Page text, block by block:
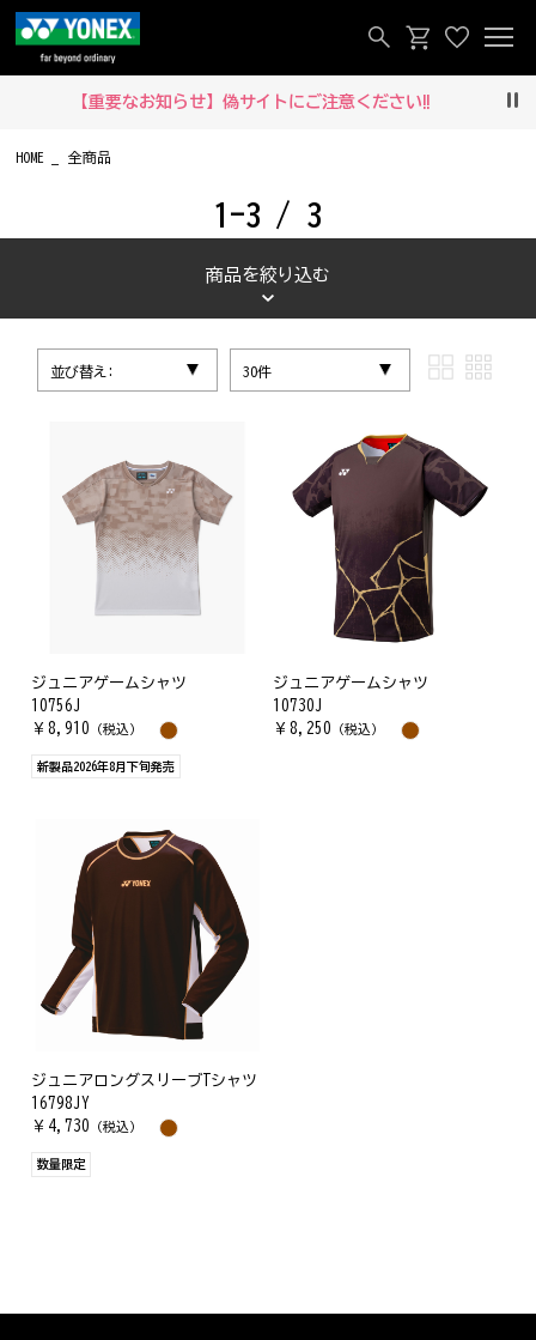
【重要なお知らせ】偽サイトにご注意ください‼
HOME 全商品
1-3 / 3
商品を絞り込む
並び替え: 30件
ジュニアゲームシャツ
10756J
￥ 8,910 （税込）
新製品2026年8月下旬発売
ジュニアゲームシャツ
10730J
￥ 8,250 （税込）
ジュニアロングスリーブTシャツ
16798JY
￥ 4,730 （税込）
数量限定